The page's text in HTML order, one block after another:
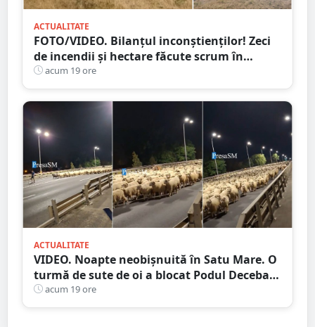
ACTUALITATE
FOTO/VIDEO. Bilanțul inconștienților! Zeci
de incendii și hectare făcute scrum în
județul Satu Mare
acum 19 ore
ACTUALITATE
VIDEO. Noapte neobișnuită în Satu Mare. O
turmă de sute de oi a blocat Podul Decebal.
Gest de apreciat al ciobanului
acum 19 ore